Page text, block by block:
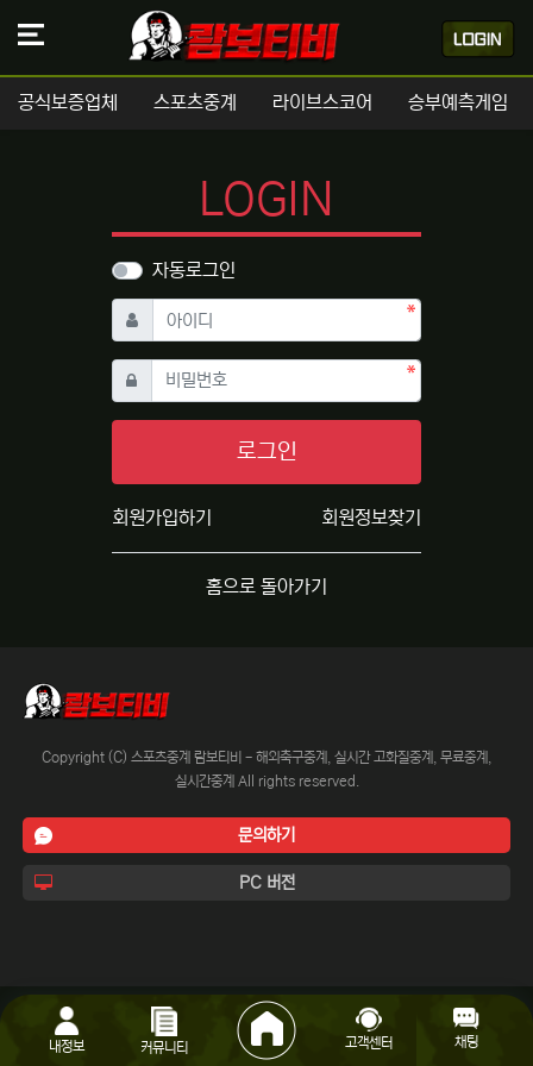
공식보증업체 스포츠중계 라이브스코어 승부예측게임
LOGIN
자동로그인
아이디 필수
비밀번호필수
로그인
회원가입하기 회원정보찾기
홈으로 돌아가기
Copyright (C) 스포츠중계 람보티비 - 해외축구중계, 실시간 고화질중계, 무료중계,
실시간중계 All rights reserved.
문의하기
PC 버전
내정보 커뮤니티 고객센터 채팅